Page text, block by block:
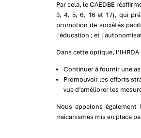
Par cela, le CAEDBE
3, 4, 5, 6, 16 et 17), qui
promotion de sociétés
l'éducation ; et
Dans cette optique,
Continuer à fournir une
Promouvoir les efforts
vue d’améliorer les
Nous appelons
mécanismes mis en place